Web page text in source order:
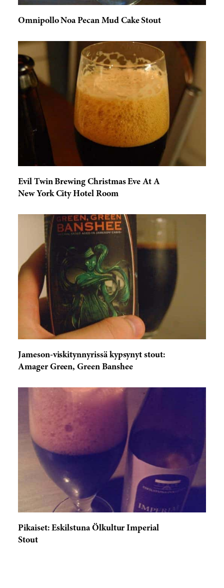
Omnipollo Noa Pecan Mud Cake Stout
Evil Twin Brewing Christmas Eve At A
New York City Hotel Room
Jameson-viskitynnyrissä kypsynyt stout:
Amager Green, Green Banshee
Pikaiset: Eskilstuna Ölkultur Imperial
Stout